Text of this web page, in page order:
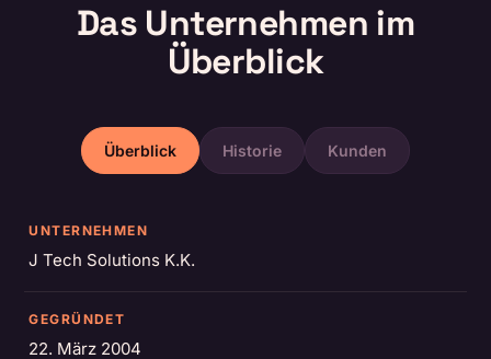
Das Unternehmen im
Überblick
Überblick Historie Kunden
UNTERNEHMEN
J Tech Solutions K.K.
GEGRÜNDET
22. März 2004